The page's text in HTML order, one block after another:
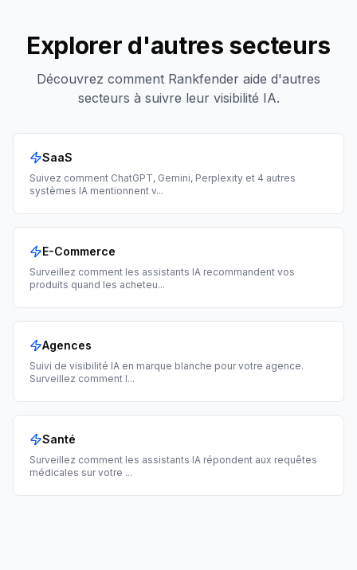
Explorer d'autres secteurs
Découvrez comment Rankfender aide d'autres
secteurs à suivre leur visibilité IA.
SaaS
Suivez comment ChatGPT, Gemini, Perplexity et 4 autres
systèmes IA mentionnent v...
E-Commerce
Surveillez comment les assistants IA recommandent vos
produits quand les acheteu...
Agences
Suivi de visibilité IA en marque blanche pour votre agence.
Surveillez comment l...
Santé
Surveillez comment les assistants IA répondent aux requêtes
médicales sur votre ...